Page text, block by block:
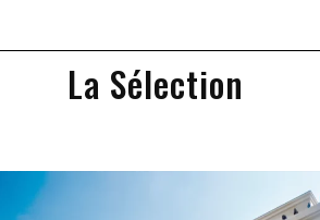
La Sélection